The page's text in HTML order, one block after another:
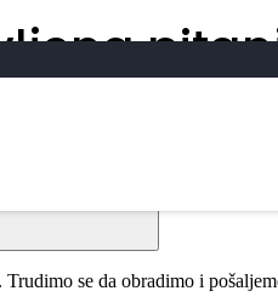
dostava
se da obradimo i